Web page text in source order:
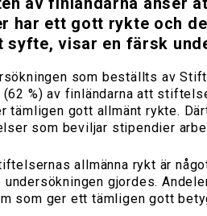
har ett gott rykte och
visar en färsk
som beställts av
(62 %) av finländarna att
tämligen gott allmänt rykte.
som beviljar stipendier
allmänna rykt är
undersökningen gjordes.
som ger ett tämligen gott